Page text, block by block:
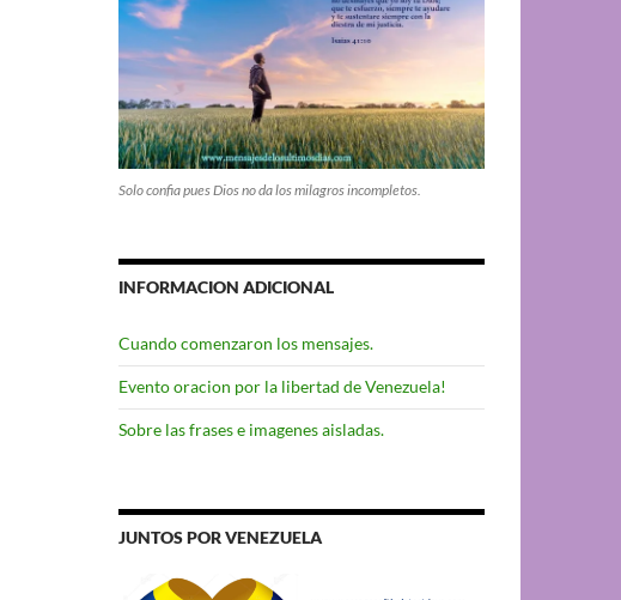
Solo confia pues Dios no da los milagros incompletos.
INFORMACION ADICIONAL
Cuando comenzaron los mensajes.
Evento oracion por la libertad de Venezuela!
Sobre las frases e imagenes aisladas.
JUNTOS POR VENEZUELA